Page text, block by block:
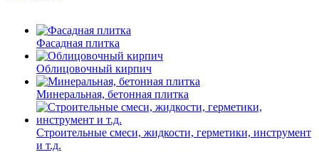
Фасадная плитка
Облицовочный кирпич
Минеральная, бетонная плитка
Строительные смеси, жидкости, герметики, инструмент
и т.д.